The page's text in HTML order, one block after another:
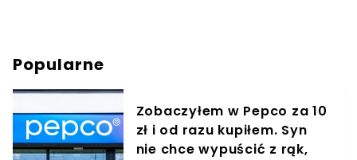
Popularne
Zobaczyłem w Pepco za 10
zł i od razu kupiłem. Syn
nie chce wypuścić z rąk,